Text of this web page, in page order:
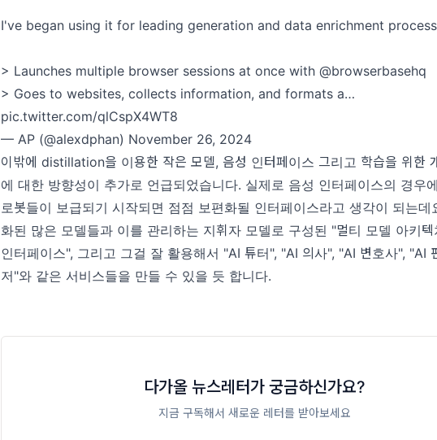
I've began using it for leading generation and data enrichment
> Launches multiple browser sessions at once with@browserbasehq
> Goes to websites, collects information, and formats a…
pic.twitter.com/qlCspX4WT8
— AP (@alexdphan) November 26, 2024
이밖에 distillation을 이용한 작은 모델, 음성 인터페이스 그리고 학습을 위한
에 대한 방향성이 추가로 언급되었습니다. 실제로 음성 인터페이스의 경우
로봇들이 보급되기 시작되면 점점 보편화될 인터페이스라고 생각이 되는데
화된 많은 모델들과 이를 관리하는 지휘자 모델로 구성된 "멀티 모델 아키
인터페이스", 그리고 그걸 잘 활용해서 "AI 튜터", "AI 의사", "AI 변호사", "AI
저"와 같은 서비스들을 만들 수 있을 듯 합니다.
다가올 뉴스레터가 궁금하신가요?
지금 구독해서 새로운 레터를 받아보세요